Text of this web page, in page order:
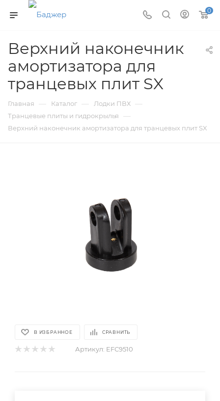
0
Верхний наконечник
амортизатора для
транцевых плит SX
Главная — Каталог — Лодки ПВХ —
Транцевые плиты и гидрокрылья —
Верхний наконечник амортизатора для транцевых плит SX
В ИЗБРАННОЕ СРАВНИТЬ
Артикул: EFС9510